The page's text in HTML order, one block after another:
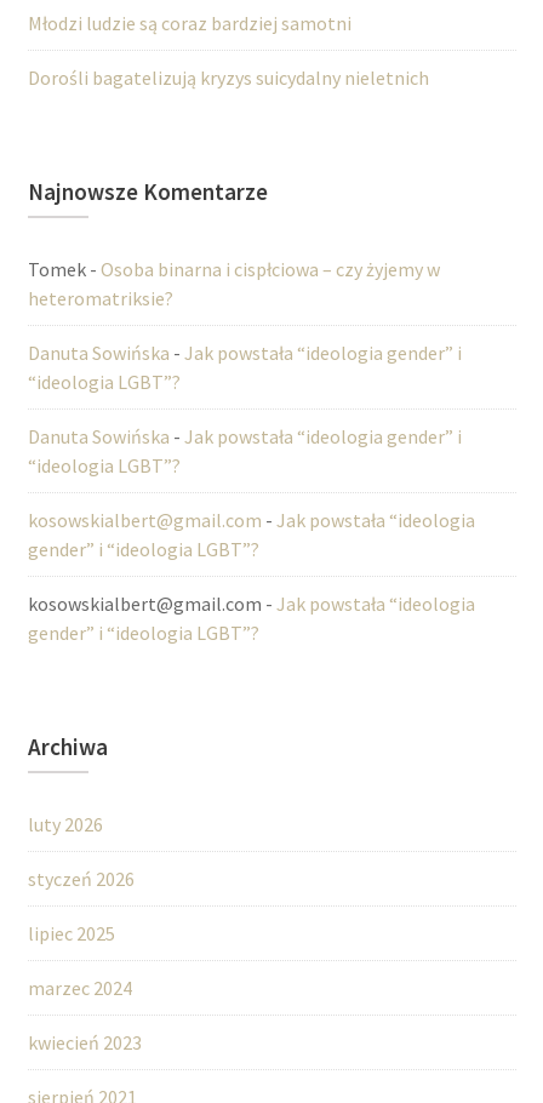
Młodzi ludzie są coraz bardziej samotni
Dorośli bagatelizują kryzys suicydalny nieletnich
Najnowsze Komentarze
Tomek- Osoba binarna i cispłciowa – czy żyjemy w
heteromatriksie?
Danuta Sowińska - Jak powstała “ideologia gender” i
“ideologia LGBT”?
Danuta Sowińska - Jak powstała “ideologia gender” i
“ideologia LGBT”?
kosowskialbert@gmail.com - Jak powstała “ideologia
gender” i “ideologia LGBT”?
kosowskialbert@gmail.com - Jak powstała “ideologia
gender” i “ideologia LGBT”?
Archiwa
luty 2026
styczeń 2026
lipiec 2025
marzec 2024
kwiecień 2023
sierpień 2021